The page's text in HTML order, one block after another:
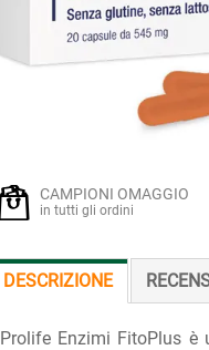
CAMPIONI OMAGGIO
in tutti gli ordini
DESCRIZIONE
Prolife Enzimi FitoPlus è